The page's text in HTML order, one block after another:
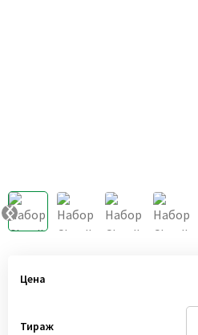
Цена
Тираж